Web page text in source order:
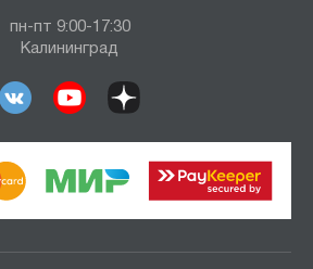
пн-пт 9:00-17:30
Калининград